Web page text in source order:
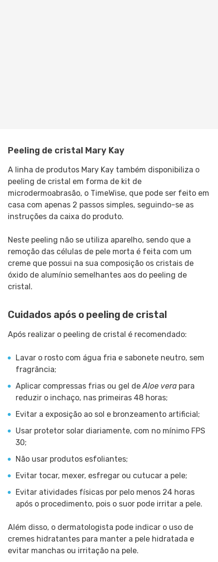
Peeling de cristal Mary Kay
A linha de produtos Mary Kay também disponibiliza o
peeling de cristal em forma de kit de
microdermoabrasão, o TimeWise, que pode ser feito em
casa com apenas 2 passos simples, seguindo-se as
instruções da caixa do produto.
Neste peeling não se utiliza aparelho, sendo que a
remoção das células de pele morta é feita com um
creme que possui na sua composição os cristais de
óxido de alumínio semelhantes aos do peeling de
cristal.
Cuidados após o peeling de cristal
Após realizar o peeling de cristal é recomendado:
Lavar o rosto com água fria e sabonete neutro, sem
fragrância;
Aplicar compressas frias ou gel deAloe vera para
reduzir o inchaço, nas primeiras 48 horas;
Evitar a exposição ao sol e bronzeamento artificial;
Usar protetor solar diariamente, com no mínimo FPS
30;
Não usar produtos esfoliantes;
Evitar tocar, mexer, esfregar ou cutucar a pele;
Evitar atividades físicas por pelo menos 24 horas
após o procedimento, pois o suor pode irritar a pele.
Além disso, o dermatologista pode indicar o uso de
cremes hidratantes para manter a pele hidratada e
evitar manchas ou irritação na pele.